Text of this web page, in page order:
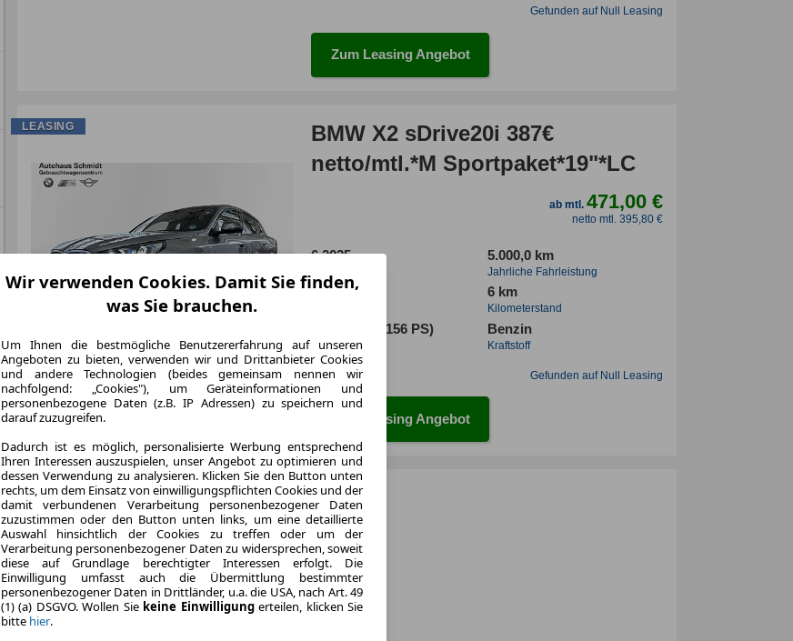
Gefunden auf Null Leasing
Zum Leasing Angebot
BMW X2 sDrive20i 387€
netto/mtl.*M Sportpaket*19"*LC
ab mtl.471,00 €
netto mtl. 395,80 €
6.2025 5.000,0 km
Jahrliche Fahrleistung
48 Monate 6 km
Kilometerstand
ca. 115 kW (156 PS)
Leistung
Benzin
Kraftstoff
Gefunden auf Null Leasing
Zum Leasing Angebot
LEASING
Wir verwenden Cookies. Damit Sie finden,
was Sie brauchen.
Um Ihnen die bestmögliche Benutzererfahrung auf unseren
Angeboten zu bieten, verwenden wir und Drittanbieter Cookies
und andere Technologien (beides gemeinsam nennen wir
nachfolgend: „Cookies"), um Geräteinformationen und
personenbezogene Daten (z.B. IP Adressen) zu speichern und
darauf zuzugreifen.
Dadurch ist es möglich, personalisierte Werbung entsprechend
Ihren Interessen auszuspielen, unser Angebot zu optimieren und
dessen Verwendung zu analysieren. Klicken Sie den Button unten
rechts, um dem Einsatz von einwilligungspflichten Cookies und der
damit verbundenen Verarbeitung personenbezogener Daten
zuzustimmen oder den Button unten links, um eine detaillierte
Auswahl hinsichtlich der Cookies zu treffen oder um der
Verarbeitung personenbezogener Daten zu widersprechen, soweit
diese auf Grundlage berechtigter Interessen erfolgt. Die
Einwilligung umfasst auch die Übermittlung bestimmter
personenbezogener Daten in Drittländer, u.a. die USA, nach Art. 49
(1) (a) DSGVO. Wollen Sie keine Einwilligungerteilen, klicken Sie
bitte hier.